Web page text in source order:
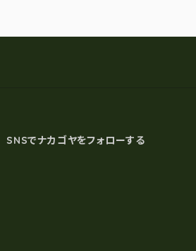
SNSでナカゴヤをフォローする